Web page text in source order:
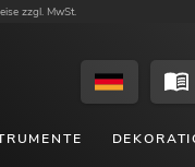
zzgl. MwSt.